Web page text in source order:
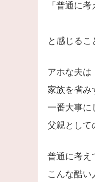
「普通に
と感じるこ
アホな夫は
家族を省み
一番大事に
父親として
普通に考え
こんな酷い